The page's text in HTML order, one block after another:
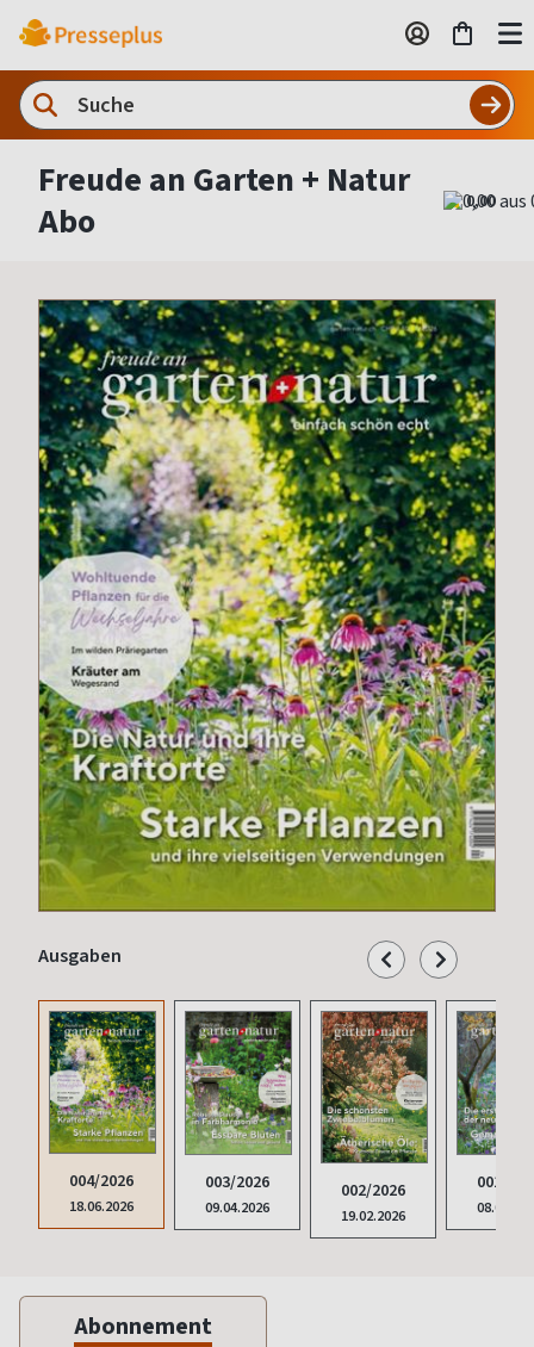
Freude an Garten + Natur
Abo
0,00
Ausgaben
004/2026
18.06.2026
003/2026
09.04.2026
002/2026
19.02.2026
001/
Abonnement